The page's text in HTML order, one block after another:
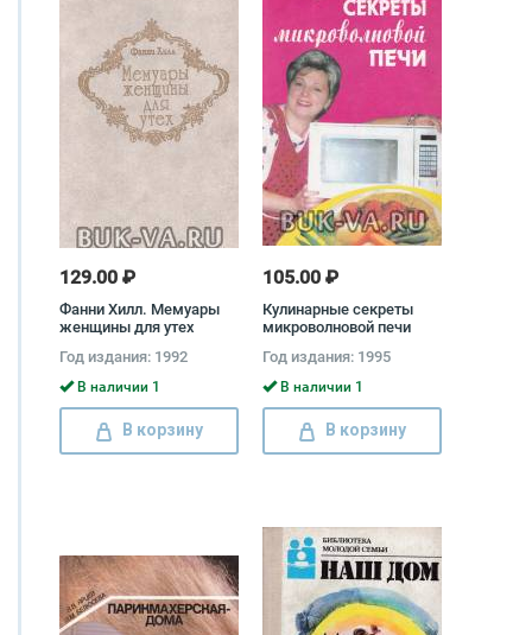
129.00 ₽
Фанни Хилл. Мемуары
женщины для утех
Год издания: 1992
В наличии 1
В корзину
105.00 ₽
Кулинарные секреты
микроволновой печи
Год издания: 1995
В наличии 1
В корзину